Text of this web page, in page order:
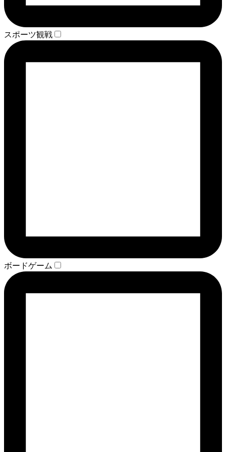
スポーツ観戦
ボードゲーム